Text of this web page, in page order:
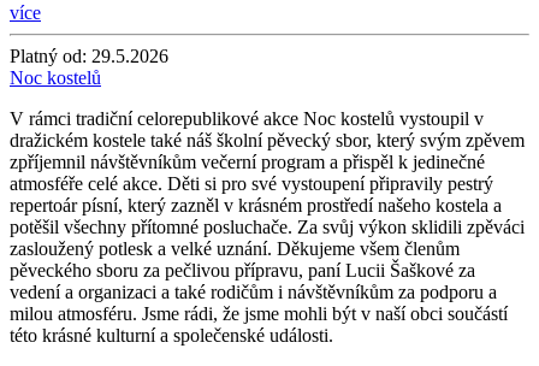
více
Platný od: 29.5.2026
Noc kostelů
V rámci tradiční celorepublikové akce Noc kostelů vystoupil v
dražickém kostele také náš školní pěvecký sbor, který svým zpěvem
zpříjemnil návštěvníkům večerní program a přispěl k jedinečné
atmosféře celé akce. Děti si pro své vystoupení připravily pestrý
repertoár písní, který zazněl v krásném prostředí našeho kostela a
potěšil všechny přítomné posluchače. Za svůj výkon sklidili zpěváci
zasloužený potlesk a velké uznání. Děkujeme všem členům
pěveckého sboru za pečlivou přípravu, paní Lucii Šaškové za
vedení a organizaci a také rodičům i návštěvníkům za podporu a
milou atmosféru. Jsme rádi, že jsme mohli být v naší obci součástí
této krásné kulturní a společenské události.